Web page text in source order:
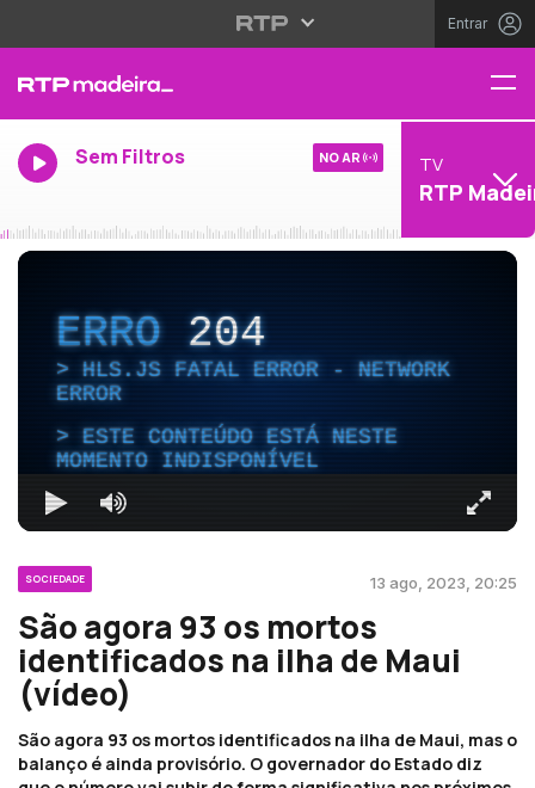
Entrar
Sem Filtros NO AR TV
RTP
ERRO204
HLS.JS FATAL ERROR - NETWORK
ERROR
ESTE CONTEÚDO ESTÁ NESTE
MOMENTO INDISPONÍVEL
SOCIEDADE 13 ago, 2023, 20:25
São agora 93 os mortos
identificados na ilha de Maui
(vídeo)
São agora 93 os mortos identificados na ilha de Maui, mas o
balanço é ainda provisório. O governador do Estado diz